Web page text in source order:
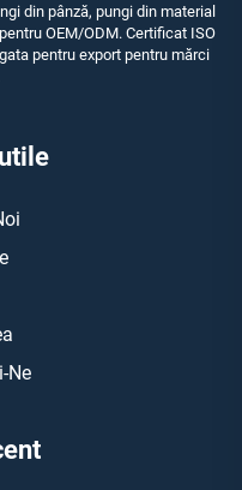
din pânză, pungi din material
OEM/ODM. Certificat ISO
pentru export pentru mărci
Ne